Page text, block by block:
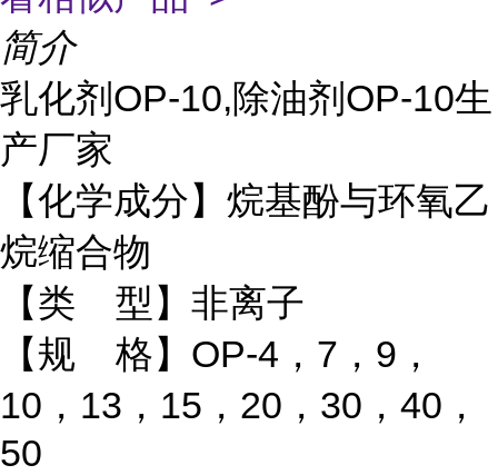
简介
乳化剂OP-10,除油剂OP-10生
产厂家
【化学成分】烷基酚与环氧乙
烷缩合物
【类 型】非离子
【规 格】OP-4，7，9，
10，13，15，20，30，40，
50